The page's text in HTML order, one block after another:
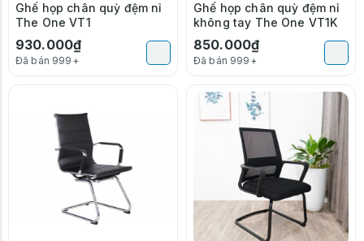
Ghế họp chân quỳ đệm nỉ
The One VT1
930.000₫
Đã bán 999+
Ghế họp chân quỳ đệm nỉ
không tay The One VT1K
850.000₫
Đã bán 999+